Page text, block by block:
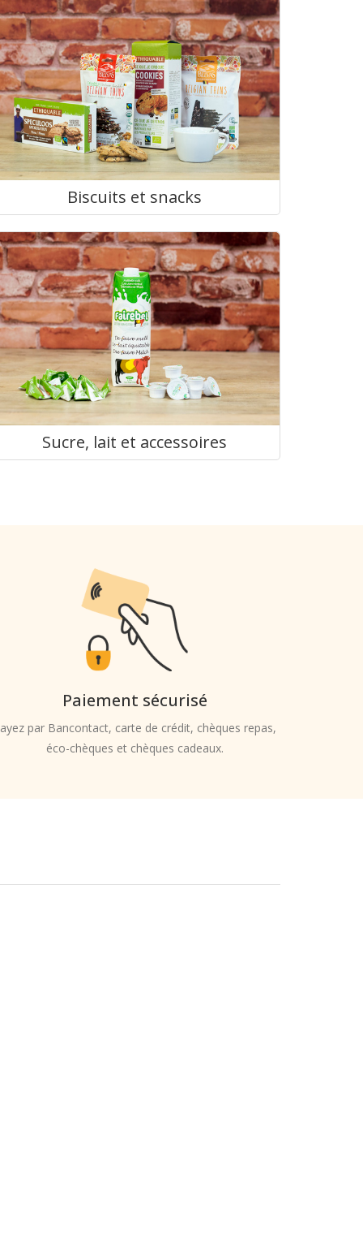
Biscuits et snacks
Sucre, lait et accessoires
Paiement sécurisé
par Bancontact, carte de crédit, chèques repas,
éco-chèques et chèques cadeaux.